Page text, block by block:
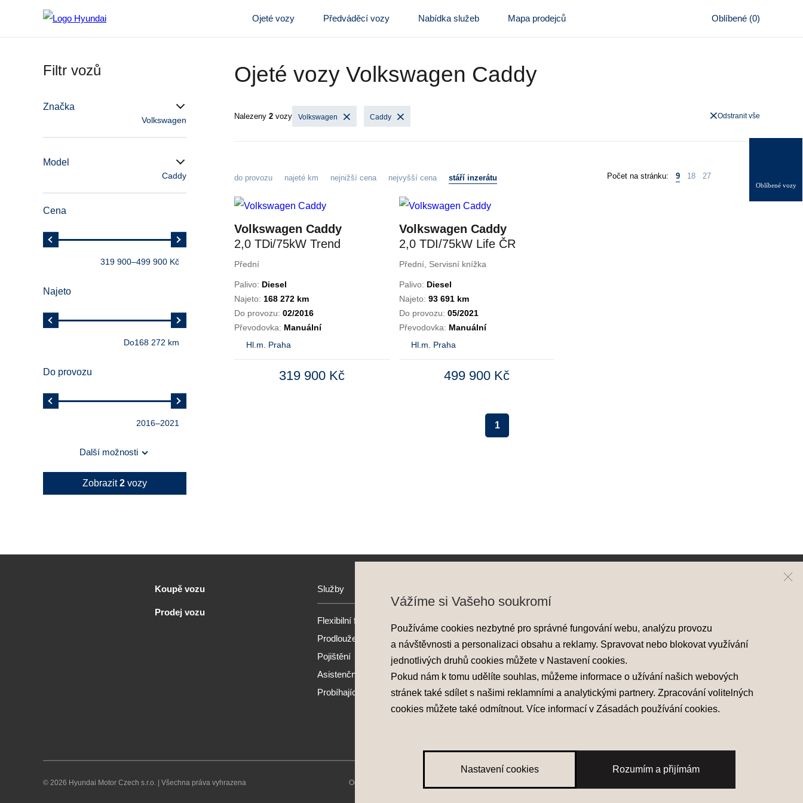
Ojeté vozy Předváděcí vozy Nabídka služeb Mapa prodejců Oblíbené (0)
Oblíbené vozy
Filtr vozů
Značka
Volkswagen
Model
Caddy
Cena
319 900–499 900 Kč
Najeto
Do168 272 km
Do provozu
2016–2021
Další možnosti
Zobrazit2 vozy
Ojeté vozy Volkswagen Caddy
Nalezeny 2 vozy Volkswagen Caddy Odstranit vše
do provozu najeté km nejnižší cena nejvyšší cena stáří inzerátu Počet na stránku: 9 18 27
Volkswagen Caddy
2,0 TDi/75kW Trend
Maxi
Přední
Palivo: Diesel
Najeto: 168 272 km
Do provozu: 02/2016
Převodovka: Manuální
Hl.m. Praha
319 900 Kč
Volkswagen Caddy
2,0 TDI/75kW Life ČR
Přední, Servisní knížka
Palivo: Diesel
Najeto: 93 691 km
Do provozu: 05/2021
Převodovka: Manuální
Hl.m. Praha
499 900 Kč
1
Koupě vozu
Prodej vozu
Služby
Flexibilní financování
Prodloužená záruka
Pojištění
Asistenční služba
Probíhající akce
Nové skladové vozy
Předváděcí vozy
Akční nabídky
© 2026 Hyundai Motor Czech s.r.o. Všechna práva vyhrazena Ochrana osobních údajů
Vážíme si Vašeho soukromí
Používáme cookies nezbytné pro správné fungování webu, analýzu provozu
a návštěvnosti a personalizaci obsahu a reklamy. Spravovat nebo blokovat využívání
jednotlivých druhů cookies můžete v Nastavení cookies.
Pokud nám k tomu udělíte souhlas, můžeme informace o užívání našich webových
stránek také sdílet s našimi reklamními a analytickými partnery. Zpracování volitelných
cookies můžete také odmítnout. Více informací v Zásadách používání cookies.
Nastavení cookies Rozumím a přijímám